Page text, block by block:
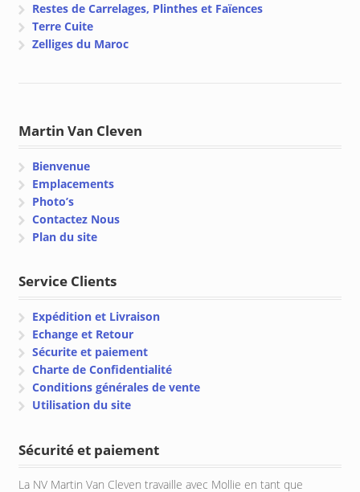
Restes de Carrelages, Plinthes et Faïences
Terre Cuite
Zelliges du Maroc
Martin Van Cleven
Bienvenue
Emplacements
Photo’s
Contactez Nous
Plan du site
Service Clients
Expédition et Livraison
Echange et Retour
Sécurite et paiement
Charte de Confidentialité
Conditions générales de vente
Utilisation du site
Sécurité et paiement
La NV Martin Van Cleven travaille avec Mollie en tant que